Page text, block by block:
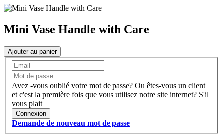
Mini Vase Handle with Care
Ajouter au panier
Avez -vous oublié votre mot de passe? Ou êtes-vous un client
et c'est la première fois que vous utilisez notre site internet? S'il
vous plait
Connexion
Demande de nouveau mot de passe